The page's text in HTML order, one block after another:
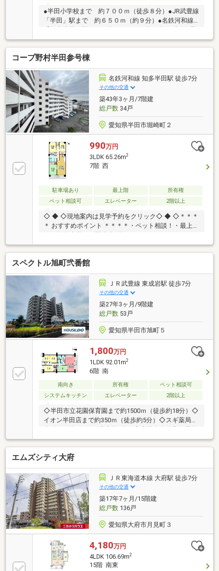
●半田小学校まで 約７００ｍ（徒歩８分）●JR武豊線
「半田」駅まで 約６５０ｍ（約９分）●名鉄河和線
くあなたの生活にプラスの価値を☆低金利時代の確か
な安心 フラット３５Ｓ利用可能☆大切な家族に確か
な安全 設計・建設住宅性能評価付☆住宅ローンのご
相談も承っております。お客様に合わせたご提案をさ
せていただきます。☆住宅探しは「安心取引」がモッ
トーの株式会社エーシーホームにお任せください！☆
その他、掲載されていない物件もございますので、担
当者にお問い合わせください
コープ野村半田参号棟
名鉄河和線 知多半田駅 徒歩7分
その他の交通
築43年3ヶ月/7階建
総戸数34戸
愛知県半田市堀崎町２
990万円
3LDK 65.26m2
7階 西
駐車場あり 最上階
所有権
ペット相談可
エレベーター 2階以上
◇ ◆ ◇現地案内は見学予約をクリック◇ ◆ ◇＊＊＊
＊ おすすめポイント ＊＊＊＊・ペット相談！・最上階
＊＊＊＊＊＊＊※共視聴設負担金 1.296円/月 ーーラ
イフ・インフォメーションーー・半田小学校（徒歩約
12分）・半田中学校（徒歩約16分）ーーーーーーーー
ーーーーーーーーー Ｍ＆Ｋホームでは、◆お客様第一
目線のスタッフが親身になってお家探しのサポートを
致します！！◆住宅ローンアドバイザーによる資金相
談が可能です♪お問合せ・ご案内はお気軽にご相談く
ださい！！
スペクトル旭町弐番館
ＪＲ武豊線 東成岩駅 徒歩7分
その他の交通
築27年3ヶ月/9階建
総戸数53戸
愛知県半田市旭町５
1,800万円
1LDK 92.01m2
6階 南
南向き 所有権
ペット相談可
システムキッチン
エレベーター 2階以上
◇半田市立花園保育園まで約1500ｍ（徒歩約18分）◇
イオン半田店まで約350ｍ（徒歩約5分）◇スギ薬局有
楽町まで約500ｍ（徒歩約6分）◇半田有楽町郵便局約
1300ｍ（徒歩約16分）◇花園公園まで約1600ｍ（徒歩
約19分）◇春田内科まで約2200ｍ（徒歩約27分）
エムズシティ大府
ＪＲ東海道本線 大府駅 徒歩7分
その他の交通
築17年7ヶ月/15階建
総戸数136戸
愛知県大府市月見町３
4,180万円
4LDK 106.69m2
15階 南東